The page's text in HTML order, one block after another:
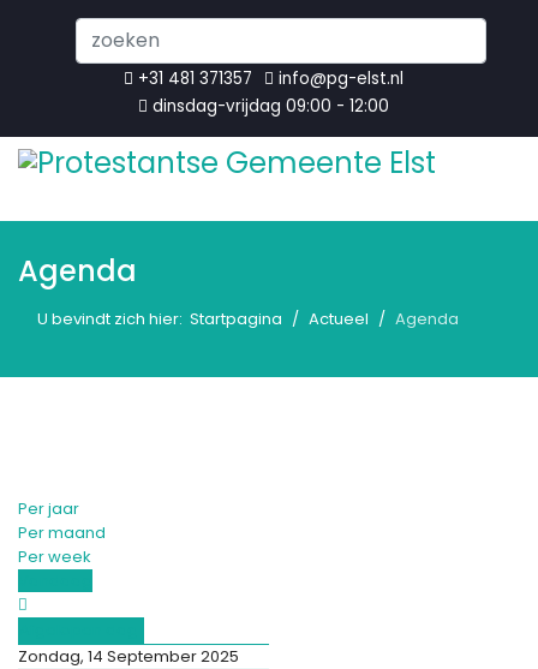
...
+31 481 371357
info@pg-elst.nl
dinsdag-vrijdag 09:00 - 12:00
Agenda
U bevindt zich hier: Startpagina Actueel Agenda
Per jaar
Per maand
Per week
Zondag, 14 September 2025